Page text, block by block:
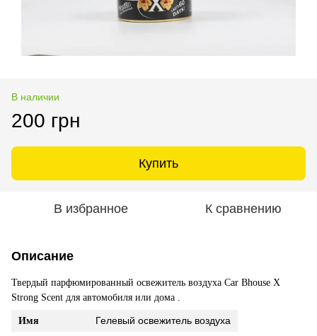
В наличии
200 грн
Купить
В избранное К сравнению
Описание
Твердый парфюмированный освежитель воздуха Car Bhouse X
Strong Scent для автомобиля или дома
Имя Гелевый освежитель воздуха